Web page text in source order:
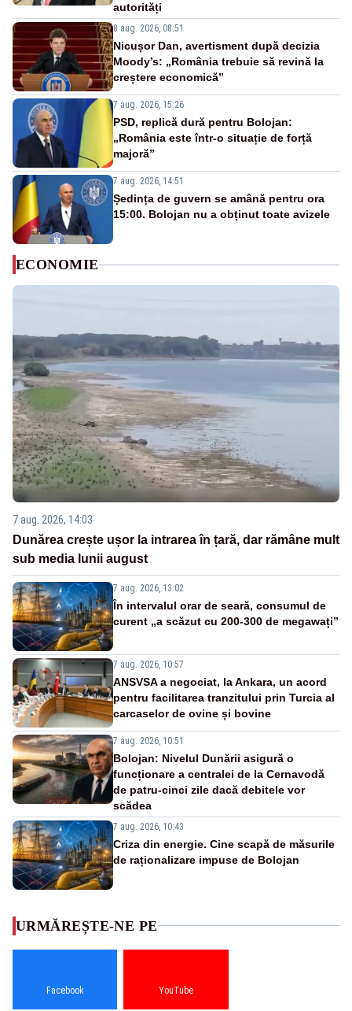
autorități
8 aug. 2026, 08:51
Nicușor Dan, avertisment după decizia
Moody’s: „România trebuie să revină la
creștere economică”
7 aug. 2026, 15:26
PSD, replică dură pentru Bolojan:
„România este într-o situație de forță
majoră”
7 aug. 2026, 14:51
Ședința de guvern se amână pentru ora
15:00. Bolojan nu a obținut toate avizele
ECONOMIE
7 aug. 2026, 14:03
Dunărea crește ușor la intrarea în țară, dar rămâne mult
sub media lunii august
7 aug. 2026, 13:02
În intervalul orar de seară, consumul de
curent „a scăzut cu 200-300 de megawați”
7 aug. 2026, 10:57
ANSVSA a negociat, la Ankara, un acord
pentru facilitarea tranzitului prin Turcia al
carcaselor de ovine și bovine
7 aug. 2026, 10:51
Bolojan: Nivelul Dunării asigură o
funcționare a centralei de la Cernavodă
de patru-cinci zile dacă debitele vor
scădea
7 aug. 2026, 10:43
Criza din energie. Cine scapă de măsurile
de raționalizare impuse de Bolojan
URMĂREȘTE-NE PE
Facebook YouTube